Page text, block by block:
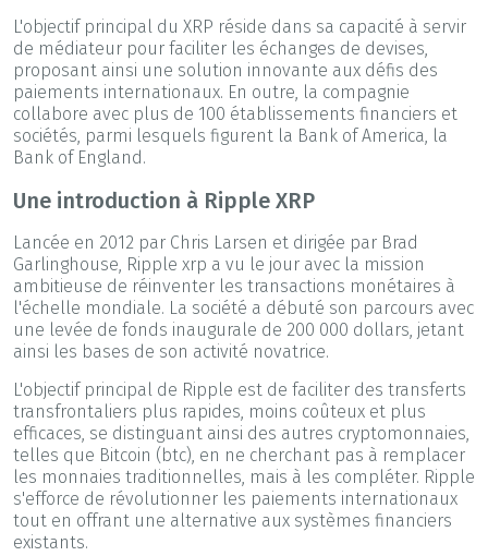
L'objectif principal du XRP réside dans sa capacité à servir
de médiateur pour faciliter les échanges de devises,
proposant ainsi une solution innovante aux défis des
paiements internationaux. En outre, la compagnie
collabore avec plus de 100 établissements financiers et
sociétés, parmi lesquels figurent la Bank of America, la
Bank of England.
Une introduction à Ripple XRP
Lancée en 2012 par Chris Larsen et dirigée par Brad
Garlinghouse, Ripple xrp a vu le jour avec la mission
ambitieuse de réinventer les transactions monétaires à
l'échelle mondiale. La société a débuté son parcours avec
une levée de fonds inaugurale de 200 000 dollars, jetant
ainsi les bases de son activité novatrice.
L'objectif principal de Ripple est de faciliter des transferts
transfrontaliers plus rapides, moins coûteux et plus
efficaces, se distinguant ainsi des autres cryptomonnaies,
telles que Bitcoin (btc), en ne cherchant pas à remplacer
les monnaies traditionnelles, mais à les compléter. Ripple
s'efforce de révolutionner les paiements internationaux
tout en offrant une alternative aux systèmes financiers
existants.